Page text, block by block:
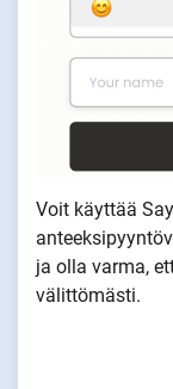
Voit käyttää
ja olla varma,
välittömästi.